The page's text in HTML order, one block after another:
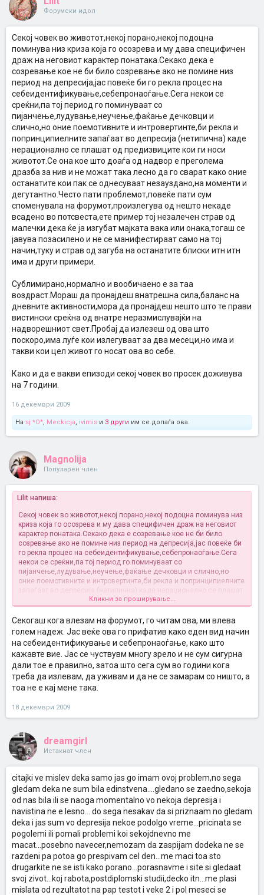
Форумски идол
Секој човек во животот,некој порано,некој подоцна
поминува низ криза која го осозрева и му дава специфичен
драж на неговиот карактер понатака.Секако дека е
созревање кое не би било созревање ако не помине низ
период на депресија,јас повеќе би го рекла процес на
себеидентификување,себепронаоѓање.Сега некои се
среќни,па тој период го поминуваат со
пијанчење,лудување,неучење,фаќање дечковци и
слично,но оние поемотивните и интровертинте,би рекла и
попринципиелните запаѓаат во депресија (нетипична) каде
нерационално се плашат од предизвиците кои ги носи
животот.Се она кое што доаѓа од надвор е преголема
дразба за нив и не можат така лесно да го сварат како оние
останатите кои пак се однесуваат незауздано,на моменти и
дегутантно.Често пати проблемот,повеќе пати сум
споменувала на форумот,произлегува од нешто некаде
всадено во потсвеста,ете пример тој незалечен страв од
малечки дека ќе ја изгубат мајката вака или онака,тогаш се
јавува позасилено и не се манифестираат само на тој
начин,туку и страв од загуба на останатите блиски итн итн
има и други примери.
Сублимирано,нормално и вообичаено е за таа
воздраст.Мораш да пронајдеш внатрешна сила,баланс на
дневните активности,мора да пронајдеш нешто што те прави
вистински среќна од внатре неразмислувајќи на
надворешниот свет.Пробај да излезеш од ова што
поскоро,има луѓе кои излегуваат за два месеци,но има и
такви кои цел живот го носат ова во себе.
Како и да е вакви епизоди секој човек во просек доживува
на 7 години.
16 декември 2009
На sj *O*, Meckicja, ivimis и 3 други им се допаѓа ова.
Magnolija
Популарен член
Lilit напиша:
Секој човек во животот,некој порано,некој подоцна поминува низ
криза која го осозрева и му дава специфичен драж на неговиот
карактер понатака.Секако дека е созревање кое не би било
созревање ако не помине низ период на депресија,јас повеќе би
го рекла процес на себеидентификување,себепронаоѓање.Сега
некои се среќни,па тој период го поминуваат со
пијанчење,лудување,неучење,фаќање дечковци и слично,но
оние поемотивните и интровертинте,би рекла и попринципиелните
запаѓаат во депресија (нетипична) каде нерационално се плашат
од предизвиците кои ги носи животот.Се она кое што доаѓа од
надвор е преголема дразба за нив и не можат така лесно да го
сварат како оние останатите кои пак се однесуваат
незауздано,на моменти и дегутантно.Често пати
проблемот,повеќе пати сум споменувала на форумот,произлегува
од нешто некаде всадено во потсвеста,ете пример тој незалечен
страв од малечки дека ќе ја изгубат мајката вака или онака,тогаш
се јавува позасилено и не се манифестираат само на тој
начин,туку и страв од загуба на останатите блиски итн итн има и
други примери.
Сублимирано,нормално и вообичаено е за таа воздраст.Мораш да
пронајдеш внатрешна сила,баланс на дневните активности,мора
неразмислувајќи на надворешниот свет.Пробај да излезеш од ова
што поскоро,има луѓе кои излегуваат за два месеци,но има и
такви кои цел живот го носат ова во себе.
години.
Кликни за проширување...
Секогаш кога влезам на форумот, го читам ова, ми влева
голем надеж. Јас веќе ова го прифатив како еден вид начин
на себеидентификување и себепронаоѓање, како што
кажавте вие. Јас се чуствувм многу зрело и не сум сигурна
дали тое е правилно, затоа што сега сум во години кога
треба да излевам, да уживам и да не се замарам со ништо, а
тоа не е кај мене така.
18 декември 2009
dreamgirl
Истакнат член
citajki ve mislev deka samo jas go imam ovoj problem,no sega
gledam deka ne sum bila edinstvena....gledano se zaedno,sekoja
od nas bila ili se naoga momentalno vo nekoja depresija i
navistina ne e lesno... do sega nesakav da si priznaam no gledam
deka i jas sum vo depresija nekoe podolgo vreme...pricinata se
pogolemi ili pomali problemi koi sekojdnevno me
macat...posebno navecer,nemozam da zaspijam dodeka ne se
razdeni pa potoa go prespivam cel den...me maci toa sto
drugarkite ne se isti kako porano...porasnavme i site si gledaat
svoj zivot...koj rabota,postdiplomski studii,decko itn...me plasi
mislata od rezultatot na pap testot i veke 2 i pol meseci se